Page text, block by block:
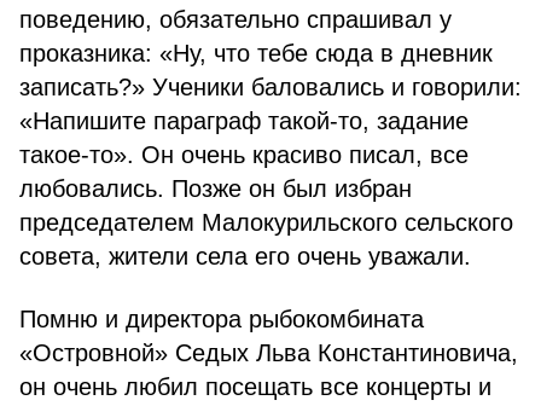
поведению, обязательно спрашивал у
проказника: «Ну, что тебе сюда в дневник
записать?» Ученики баловались и говорили:
«Напишите параграф такой-то, задание
такое-то». Он очень красиво писал, все
любовались. Позже он был избран
председателем Малокурильского сельского
совета, жители села его очень уважали.
Помню и директора рыбокомбината
«Островной» Седых Льва Константиновича,
он очень любил посещать все концерты и